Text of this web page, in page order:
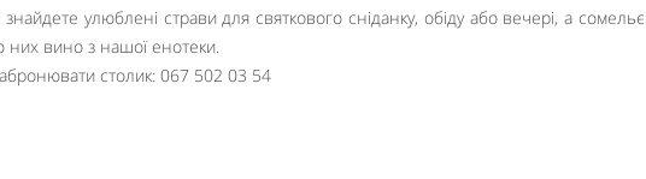
улюблені страви для святкового сніданку, обіду або вечері, а сомельє
них вино з нашої енотеки.
столик: 067 502 03 54